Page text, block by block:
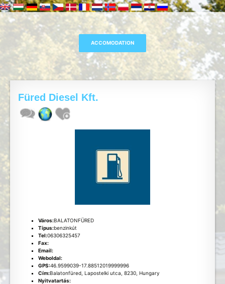
Füred Diesel Kft.
Város:BALATONFÜRED
Típus:benzinkút
Tel:06306325457
Fax:
Email:
Weboldal:
GPS:46.9599039-17.88512019999996
Cím:Balatonfüred, Lapostelki utca, 8230, Hungary
Nyitvatartás: